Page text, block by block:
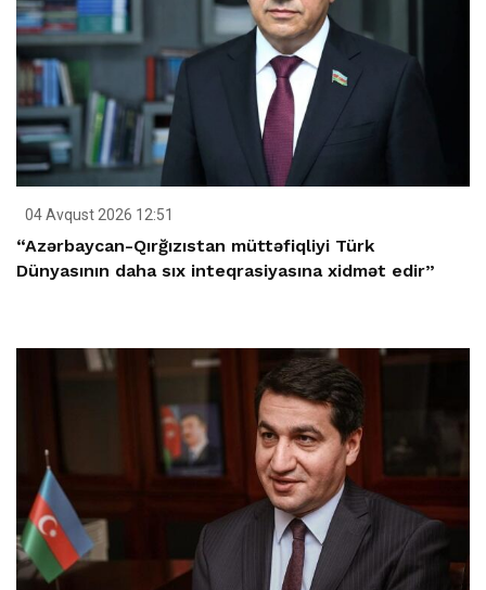
04 Avqust 2026 12:51
“Azərbaycan-Qırğızıstan müttəfiqliyi Türk
Dünyasının daha sıx inteqrasiyasına xidmət edir”